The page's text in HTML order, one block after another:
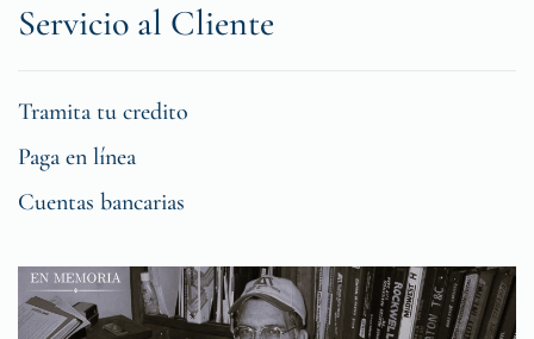
Servicio al Cliente
Tramita tu credito
Paga en línea
Cuentas bancarias